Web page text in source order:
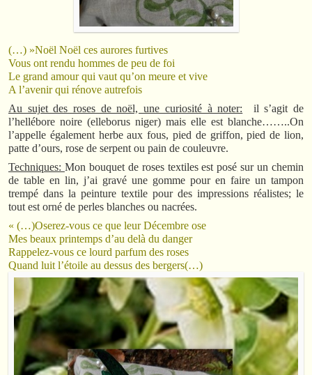
(…) »Noël Noël ces aurores furtives
Vous ont rendu hommes de peu de foi
Le grand amour qui vaut qu’on meure et vive
A l’avenir qui rénove autrefois
Au sujet des roses de noël, une curiosité à noter: il s’agit de
l’hellébore noire (elleborus niger) mais elle est blanche……..On
l’appelle également herbe aux fous, pied de griffon, pied de lion,
patte d’ours, rose de serpent ou pain de couleuvre.
Techniques: Mon bouquet de roses textiles est posé sur un chemin
de table en lin, j’ai gravé une gomme pour en faire un tampon
trempé dans la peinture textile pour des impressions réalistes; le
tout est orné de perles blanches ou nacrées.
« (…)Oserez-vous ce que leur Décembre ose
Mes beaux printemps d’au delà du danger
Rappelez-vous ce lourd parfum des roses
Quand luit l’étoile au dessus des bergers(…)